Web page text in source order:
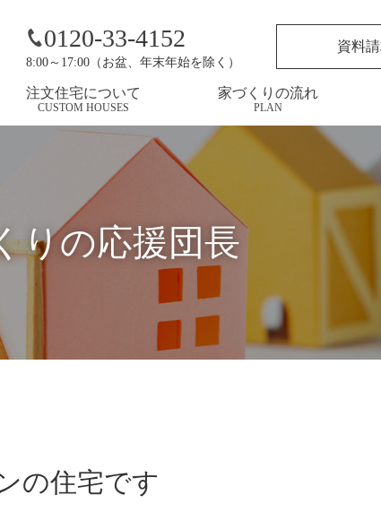
0120-33-4152
8:00～17:00（お盆、年末年始を除く）
資料
注文住宅について
CUSTOM HOUSES
家づくりの流れ
PLAN
りの応援団長
の住宅です